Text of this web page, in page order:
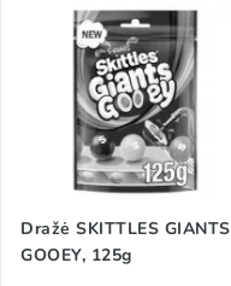
Dražė SKITTLES GIANTS
GOOEY, 125g